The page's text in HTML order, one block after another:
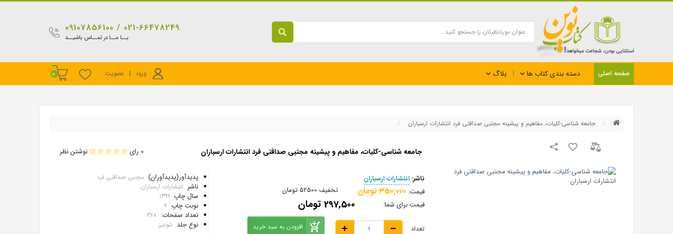
021-66478249 / 09107856100
بــا مــا در تمــاس باشیــد
صفحه اصلی دسته بندی کتاب ها بلاگ ورود | عضویت 0
جامعه شناسی-کلیات، مفاهیم و پیشینه مجتبی صداقتی فرد انتشارات ارسباران
جامعه شناسی-کلیات، مفاهیم و پیشینه مجتبی صداقتی فرد انتشارات ارسباران 0 رای نوشتن نظر
ناشر: انتشارات ارسباران
قیمت: 350,000 تومان تخفیف 52500 تومان
قیمت برای شما:
297,500 تومان
تعداد افزودن به سبد خرید
پدیدآور(پدیدآوران) مجتبی صداقتی فرد
ناشر انتشارات ارسباران
سال چاپ 1399
نوبت چاپ 7
تعداد صفحات: 368
نوع جلد شومیز